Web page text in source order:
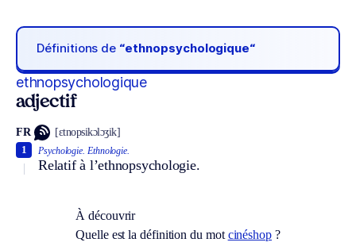
Définitions de “ethnopsychologique“
ethnopsychologique
adjectif
FR [ɛtnopsikɔlɔʒik]
Psychologie. Ethnologie.
Relatif à l’ethnopsychologie.
1
À découvrir
Quelle est la définition du mot cinéshop?